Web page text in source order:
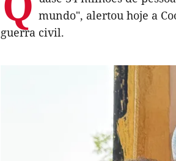
mundo", alertou hoje a
guerra civil.